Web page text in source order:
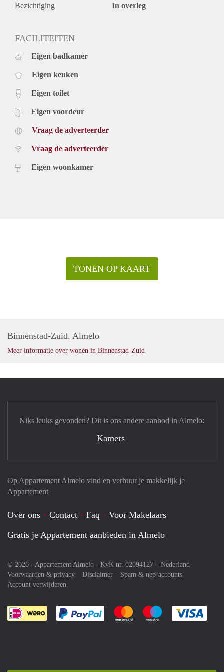
Bezichtiging In overleg
FACILITEITEN
Eigen badkamer
Eigen keuken
Eigen toilet
Eigen voordeur
Vraag de adverteerder
Vraag de adverteerder
Eigen woonkamer
TONEN OP KAART
Binnenstad-Zuid, Almelo
Meer informatie over wonen in Binnenstad-Zuid
Op Appartement Almelo vind en verhuur je makkelijk je
Appartement
Over ons Contact Faq
Voor Makelaars
Gratis je Appartement aanbieden in Almelo
© 2026 - Appartement Almelo - KvK nr. 02094127 – Nederland
Voorwaarden & privacy
Disclaimer
Spam & nep-accounts
Account verwijderen
Je rekent gemakkelijk af met Paypal
Je rekent gemakkelijk af met
Je rekent
Niks leuks gevonden? Dit is ons andere aanbod in Almelo:
Kamers